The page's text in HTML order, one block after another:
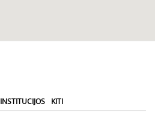
INSTITUCIJOS KITI